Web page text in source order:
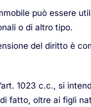
può essere
o di altro tipo.
del diritto è
1023 c.c., si
fatto, oltre ai figli